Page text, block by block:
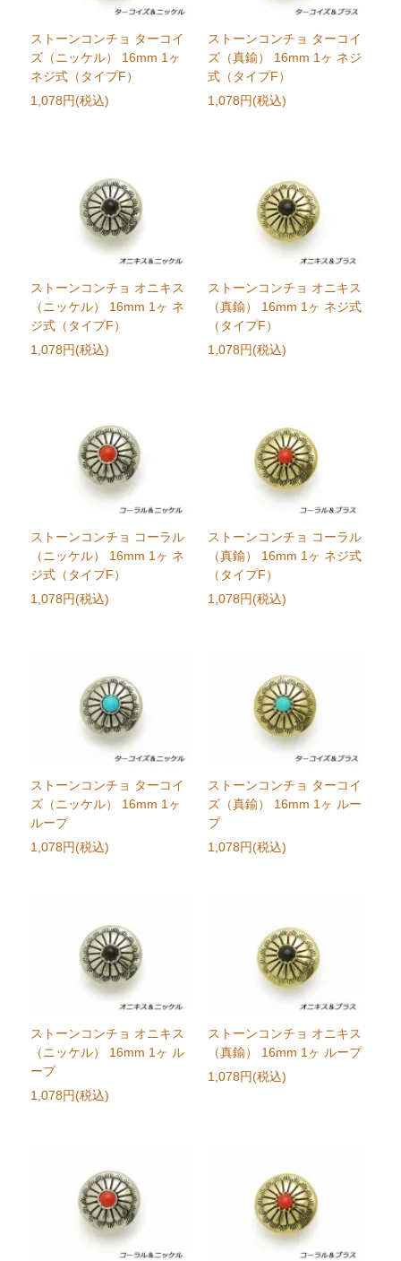
ストーンコンチョ ターコイ
ズ（ニッケル） 16mm 1ヶ
ネジ式（タイプF）
1,078円(税込)
ストーンコンチョ ターコイ
ズ（真鍮） 16mm 1ヶ ネジ
式（タイプF）
1,078円(税込)
ストーンコンチョ オニキス
（ニッケル） 16mm 1ヶ ネ
ジ式（タイプF）
1,078円(税込)
ストーンコンチョ オニキス
（真鍮） 16mm 1ヶ ネジ式
（タイプF）
1,078円(税込)
ストーンコンチョ コーラル
（ニッケル） 16mm 1ヶ ネ
ジ式（タイプF）
1,078円(税込)
ストーンコンチョ コーラル
（真鍮） 16mm 1ヶ ネジ式
（タイプF）
1,078円(税込)
ストーンコンチョ ターコイ
ズ（ニッケル） 16mm 1ヶ
ループ
1,078円(税込)
ストーンコンチョ ターコイ
ズ（真鍮） 16mm 1ヶ ルー
プ
1,078円(税込)
ストーンコンチョ オニキス
（ニッケル） 16mm 1ヶ ル
ープ
1,078円(税込)
ストーンコンチョ オニキス
（真鍮） 16mm 1ヶ ループ
1,078円(税込)